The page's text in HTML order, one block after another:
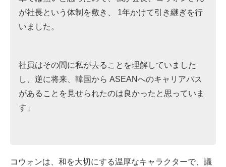
が社長という体制を敷き、 1年かけて引き継ぎを行
いました。
社員はその間に私が去ることを理解していました
し、逆に将来、韓国から ASEANへのキャリアパス
があることを見せられたのは良かったと思っていま
す」
コウォンは、和を大切にする温厚なキャラクターで、議